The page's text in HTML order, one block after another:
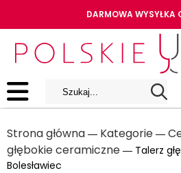
DARMOWA WYSYŁKA
Strona główna ― Kategorie ―
głębokie ceramiczne ― Talerz
Bolesławiec